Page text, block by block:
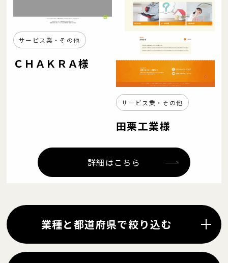
サービス業・その他
ＣＨＡＫＲＡ様
サービス業・その他
田栗工業様
詳細はこちら
業種と都道府県で絞り込む